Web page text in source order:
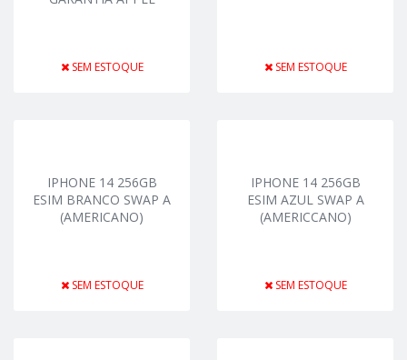
SEM ESTOQUE SEM ESTOQUE
IPHONE 14 256GB
ESIM BRANCO SWAP A
(AMERICANO)
SEM ESTOQUE
IPHONE 14 256GB
ESIM AZUL SWAP A
(AMERICCANO)
SEM ESTOQUE